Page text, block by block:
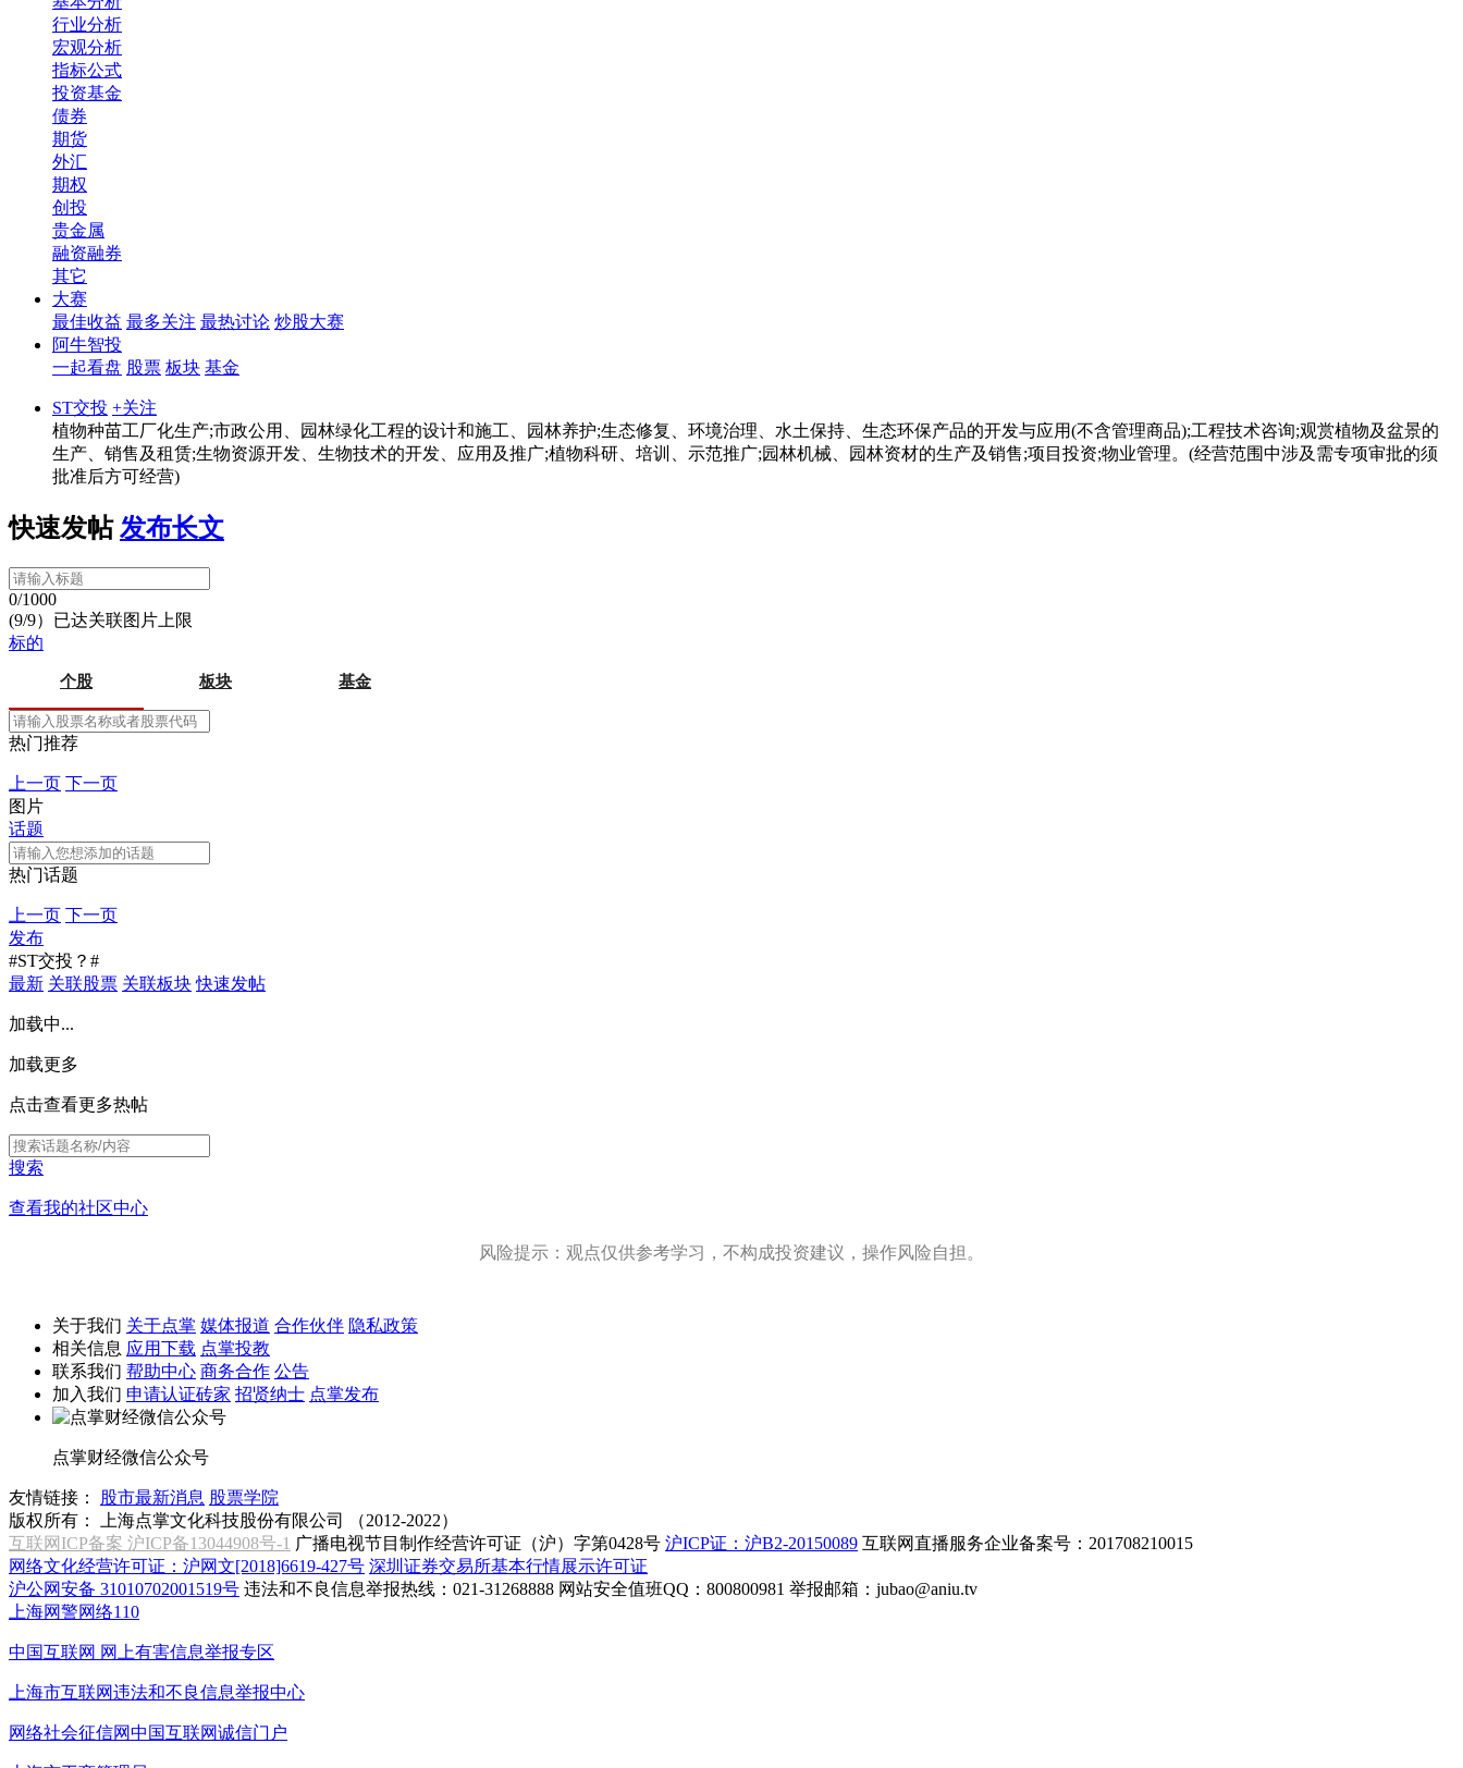
行业分析
宏观分析
指标公式
投资基金
债券
期货
外汇
期权
创投
贵金属
融资融券
其它
大赛
最佳收益 最多关注 最热讨论 炒股大赛
阿牛智投
一起看盘 股票 板块 基金
ST交投 +关注
植物种苗工厂化生产;市政公用、园林绿化工程的设计和施工、园林养护;生态修复、环境治理、水土保持、生态环保产品的开发与应用(不含管理商品);工程技术咨询;观赏植物及盆景的
生产、销售及租赁;生物资源开发、生物技术的开发、应用及推广;植物科研、培训、示范推广;园林机械、园林资材的生产及销售;项目投资;物业管理。(经营范围中涉及需专项审批的须
批准后方可经营)
快速发帖 发布长文
0/1000
(9/9）已达关联图片上限
标的
个股 板块 基金
热门推荐
上一页 下一页
图片
话题
热门话题
上一页 下一页
发布
#ST交投？#
最新 关联股票 关联板块 快速发帖
加载中...
加载更多
点击查看更多热帖
搜索
查看我的社区中心
风险提示：观点仅供参考学习，不构成投资建议，操作风险自担。
关于我们 关于点掌 媒体报道 合作伙伴 隐私政策
相关信息 应用下载 点掌投教
联系我们 帮助中心 商务合作 公告
加入我们 申请认证砖家 招贤纳士 点掌发布
点掌财经微信公众号
友情链接： 股市最新消息 股票学院
版权所有：
上海点掌文化科技股份有限公司 （2012-2022）
互联网ICP备案 沪ICP备13044908号-1 广播电视节目制作经营许可证（沪）字第0428号 沪ICP证：沪B2-20150089 互联网直播服务企业备案号：201708210015
网络文化经营许可证：沪网文[2018]6619-427号 深圳证券交易所基本行情展示许可证
沪公网安备 31010702001519号 违法和不良信息举报热线：021-31268888 网站安全值班QQ：800800981 举报邮箱： jubao@aniu.tv
上海网警网络110
中国互联网 网上有害信息举报专区
上海市互联网违法和不良信息举报中心
网络社会征信网中国互联网诚信门户